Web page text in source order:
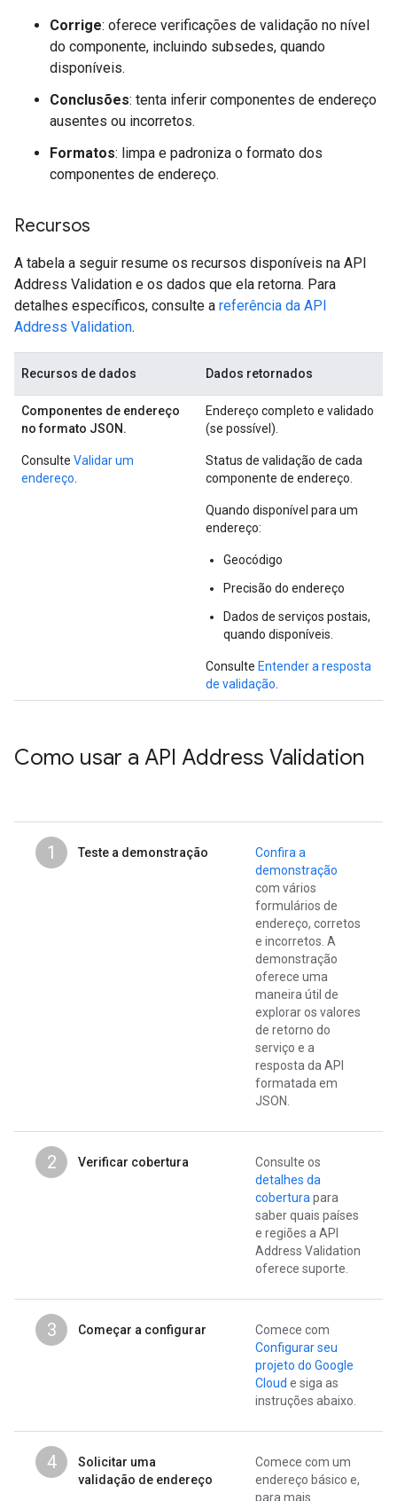
Corrige: oferece verificações de validação no nível
do componente, incluindo subsedes, quando
disponíveis.
Conclusões: tenta inferir componentes de endereço
ausentes ou incorretos.
Formatos: limpa e padroniza o formato dos
componentes de endereço.
Recursos
A tabela a seguir resume os recursos disponíveis na API
Address Validation e os dados que ela retorna. Para
detalhes específicos, consulte a referência da API
Address Validation.
Recursos de dados Dados retornados
Componentes de endereço
no formato JSON.
Consulte Validar um
endereço.
Endereço completo e validado
(se possível).
Status de validação de cada
componente de endereço.
Quando disponível para um
endereço:
Geocódigo
Precisão do endereço
Dados de serviços postais,
quando disponíveis.
Consulte Entender a resposta
de validação.
Como usar a API Address Validation
1 Teste a demonstração
Confira a
demonstração
com vários
formulários de
endereço, corretos
e incorretos. A
demonstração
oferece uma
maneira útil de
explorar os valores
de retorno do
serviço e a
resposta da API
formatada em
JSON.
2 Verificar cobertura
Consulte os
detalhes da
coberturapara
saber quais países
e regiões a API
Address Validation
oferece suporte.
3 Começar a configurar
Comece com
Configurar seu
projeto do Google
Cloud e siga as
instruções abaixo.
4
Solicitar uma
validação de endereço
Comece com um
endereço básico e,
para mais